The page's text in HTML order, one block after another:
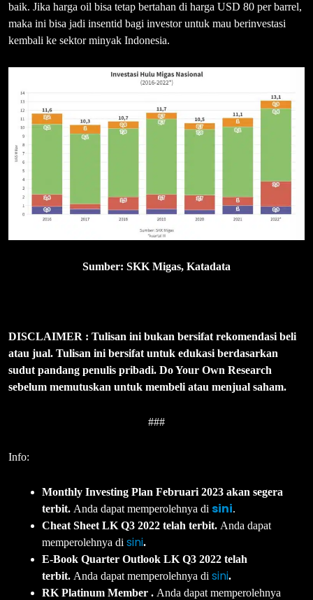
baik. Jika harga oil bisa tetap bertahan di harga USD 80 per barrel,
maka ini bisa jadi insentid bagi investor untuk mau berinvestasi
kembali ke sektor minyak Indonesia.
Sumber: SKK Migas, Katadata
DISCLAIMER : Tulisan ini bukan bersifat rekomendasi beli
atau jual. Tulisan ini bersifat untuk edukasi berdasarkan
sudut pandang penulis pribadi. Do Your Own Research
sebelum memutuskan untuk membeli atau menjual saham.
###
Info:
Monthly Investing Plan Februari 2023 akan segera
terbit. Anda dapat memperolehnya di sini.
Cheat Sheet LK Q3 2022 telah terbit. Anda dapat
memperolehnya di sini.
E-Book Quarter Outlook LK Q3 2022 telah
terbit. Anda dapat memperolehnya di sini.
RK Platinum Member . Anda dapat memperolehnya